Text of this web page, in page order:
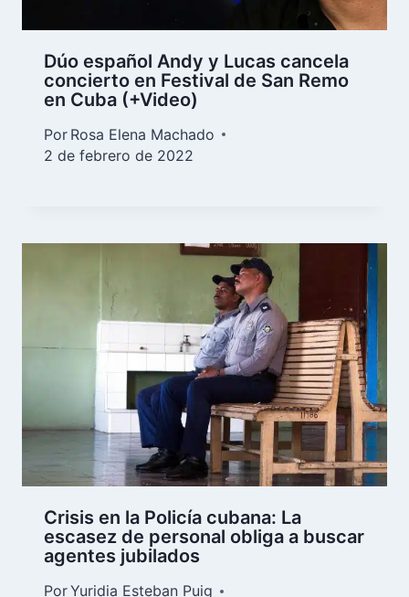
Dúo español Andy y Lucas cancela
concierto en Festival de San Remo
en Cuba (+Video)
Por Rosa Elena Machado
2 de febrero de 2022
Crisis en la Policía cubana: La
escasez de personal obliga a buscar
agentes jubilados
PorYuridia Esteban Puig